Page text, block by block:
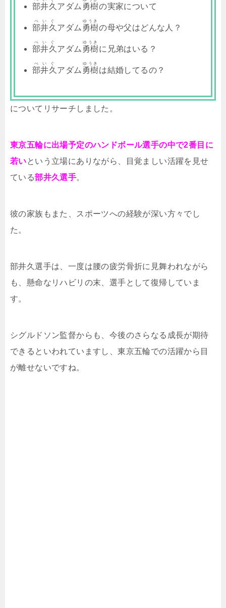
部井久アダム 勇樹の実家について
部井久
べいぐ
アダム 勇樹
ゆうき
の母や父はどんな人？
部井久
べいぐ
アダム 勇樹
ゆうき
に兄弟はいる？
部井久
べいぐ
アダム 勇樹
ゆうき
は結婚してるの？
についてリサーチしました。
東京五輪に出場予定のハンドボール選手の中で2番目に
若いという立場にありながら、目覚ましい活躍を見せ
ている部井久選手。
彼の家族もまた、スポーツへの経験が深い方々でし
た。
部井久選手は、一度は腰の疲労骨折に見舞われながら
も、懸命なリハビリの末、選手として復帰していま
す。
シグルドソン監督からも、今後のさらなる成長が期待
できるといわれていますし、東京五輪での活躍から目
が離せないですね。